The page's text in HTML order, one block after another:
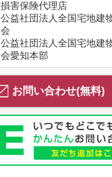
損害保険代理店
公益社団法人全国宅地建
会
公益社団法人全国宅地建
会愛知本部
お問い合わせ(無料)